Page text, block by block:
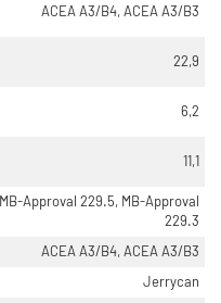
ACEA A3/B4, ACEA A3/B3
22,9
6,2
11,1
MB-Approval 229.5, MB-Approval
229.3
ACEA A3/B4, ACEA A3/B3
Jerrycan